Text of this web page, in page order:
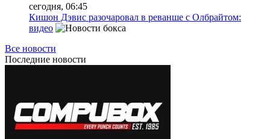
сегодня, 06:45
Кишон Дэвис разочаровал в реванше с Олбрайтом:
видео
Все новости
Последние новости